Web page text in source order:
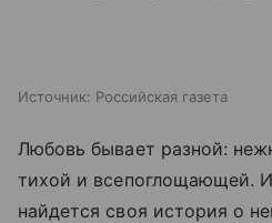
Источник: Российская газета
Любовь бывает разной:
тихой и всепоглощающей.
найдется своя история о